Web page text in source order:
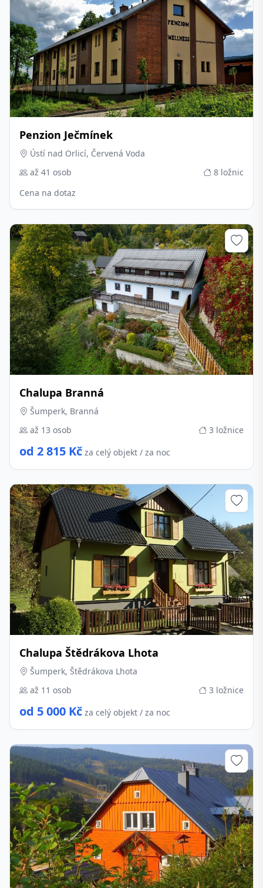
Penzion Ječmínek
Ústí nad Orlicí, Červená Voda
až 41 osob
8 ložnic
Cena na dotaz
Chalupa Branná
Šumperk, Branná
až 13 osob
3 ložnice
od 2 815 Kč za celý objekt / za noc
Chalupa Štědrákova Lhota
Šumperk, Štědrákova Lhota
až 11 osob
3 ložnice
od 5 000 Kč za celý objekt / za noc